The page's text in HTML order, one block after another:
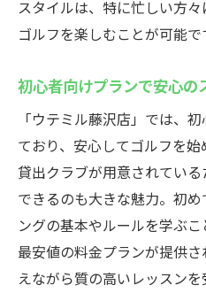
スタイルは、特に忙しい方
ゴルフを楽しむことが可能で
初心者向けプランで安心の
「ウテミル藤沢店」では、
ており、安心してゴルフを
貸出クラブが用意されてい
できるのも大きな魅力。初
ングの基本やルールを学ぶ
最安値の料金プランが提供
えながら質の高いレッスン